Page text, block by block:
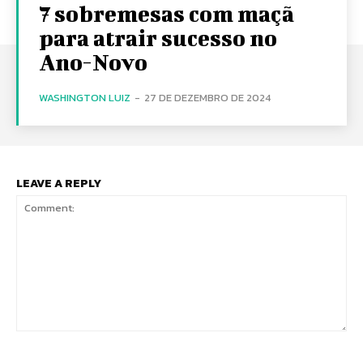
7 sobremesas com maçã
para atrair sucesso no
Ano-Novo
WASHINGTON LUIZ - 27 DE DEZEMBRO DE 2024
LEAVE A REPLY